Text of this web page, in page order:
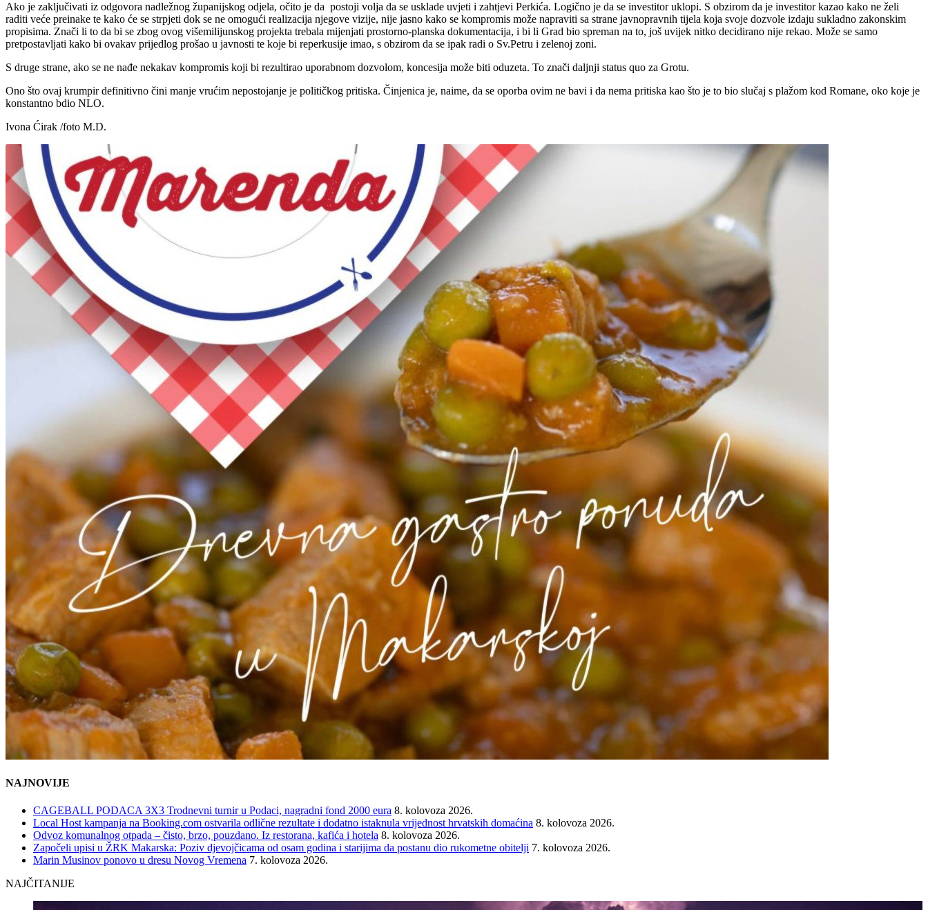
Ako je zaključivati iz odgovora nadležnog županijskog odjela, očito je da postoji volja da se usklade uvjeti i zahtjevi Perkića. Logično je da se investitor uklopi. S obzirom da je investitor kazao kako ne želi
raditi veće preinake te kako će se strpjeti dok se ne omogući realizacija njegove vizije, nije jasno kako se kompromis može napraviti sa strane javnopravnih tijela koja svoje dozvole izdaju sukladno zakonskim
propisima. Znači li to da bi se zbog ovog višemilijunskog projekta trebala mijenjati prostorno-planska dokumentacija, i bi li Grad bio spreman na to, još uvijek nitko decidirano nije rekao. Može se samo
pretpostavljati kako bi ovakav prijedlog prošao u javnosti te koje bi reperkusije imao, s obzirom da se ipak radi o Sv.Petru i zelenoj zoni.
S druge strane, ako se ne nađe nekakav kompromis koji bi rezultirao uporabnom dozvolom, koncesija može biti oduzeta. To znači daljnji status quo za Grotu.
Ono što ovaj krumpir definitivno čini manje vrućim nepostojanje je političkog pritiska. Činjenica je, naime, da se oporba ovim ne bavi i da nema pritiska kao što je to bio slučaj s plažom kod Romane, oko koje je
konstantno bdio NLO.
Ivona Ćirak /foto M.D.
NAJNOVIJE
CAGEBALL PODACA 3X3 Trodnevni turnir u Podaci, nagradni fond 2000 eura 8. kolovoza 2026.
Local Host kampanja na Booking.com ostvarila odlične rezultate i dodatno istaknula vrijednost hrvatskih domaćina 8. kolovoza 2026.
Odvoz komunalnog otpada – čisto, brzo, pouzdano. Iz restorana, kafića i hotela 8. kolovoza 2026.
Započeli upisi u ŽRK Makarska: Poziv djevojčicama od osam godina i starijima da postanu dio rukometne obitelji 7. kolovoza 2026.
Marin Musinov ponovo u dresu Novog Vremena 7. kolovoza 2026.
NAJČITANIJE